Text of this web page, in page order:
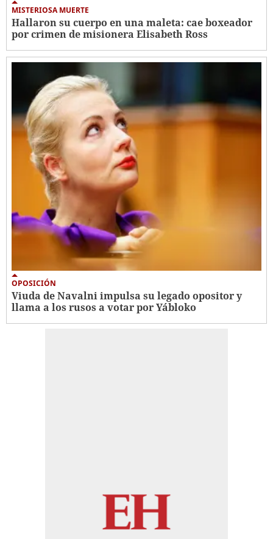
MISTERIOSA MUERTE
Hallaron su cuerpo en una maleta: cae boxeador
por crimen de misionera Elisabeth Ross
OPOSICIÓN
Viuda de Navalni impulsa su legado opositor y
llama a los rusos a votar por Yábloko